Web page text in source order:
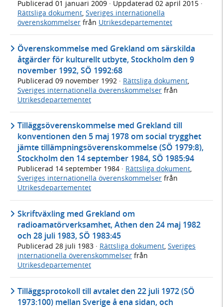
Publicerad 01 januari 2009 · Uppdaterad 02 april 2015 ·
Rättsliga dokument, Sveriges internationella
överenskommelser från Utrikesdepartementet
Överenskommelse med Grekland om särskilda
åtgärder för kulturellt utbyte, Stockholm den 9
november 1992, SÖ 1992:68
Publicerad 09 november 1992 · Rättsliga dokument
Sveriges internationella överenskommelser från
Utrikesdepartementet
Tilläggsöverenskommelse med Grekland till
konventionen den 5 maj 1978 om social trygghet
jämte tillämpningsöverenskommelse (SÖ 1979:8),
Stockholm den 14 september 1984, SÖ 1985:94
Publicerad 14 september 1984 · Rättsliga dokument,
Sveriges internationella överenskommelser från
Utrikesdepartementet
Skriftväxling med Grekland om
radioamatörverksamhet, Athen den 24 maj 1982
och 28 juli 1983, SÖ 1983:45
Publicerad 28 juli 1983 · Rättsliga dokument, Sveriges
internationella överenskommelser från
Utrikesdepartementet
Tilläggsprotokoll till avtalet den 22 juli 1972 (SÖ
1973:100) mellan Sverige å ena sidan, och